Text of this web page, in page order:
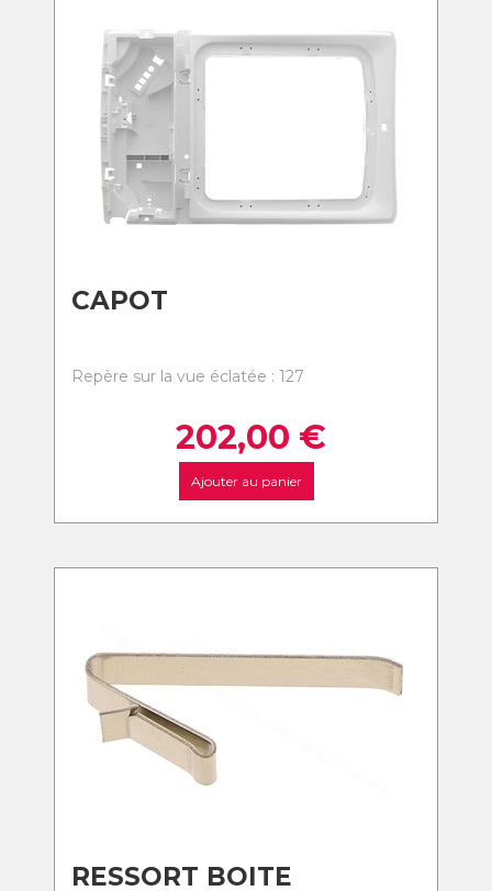
CAPOT
Repère sur la vue éclatée : 127
202,00 €
Ajouter au panier
RESSORT BOITE